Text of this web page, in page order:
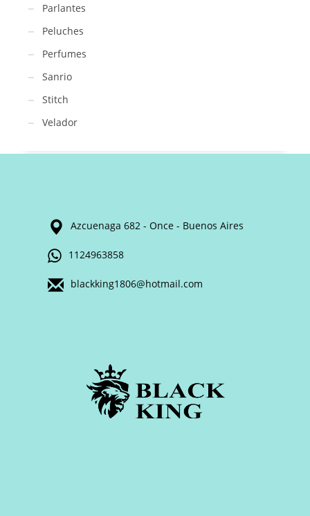
Parlantes
Peluches
Perfumes
Sanrio
Stitch
Velador
Azcuenaga 682 - Once - Buenos Aires
1124963858
blackking1806@hotmail.com